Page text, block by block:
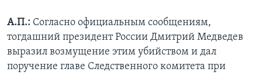
А.П.: Согласно официальным сообщениям,
тогдашний президент России Дмитрий Медведев
выразил возмущение этим убийством и дал
поручение главе Следственного комитета при